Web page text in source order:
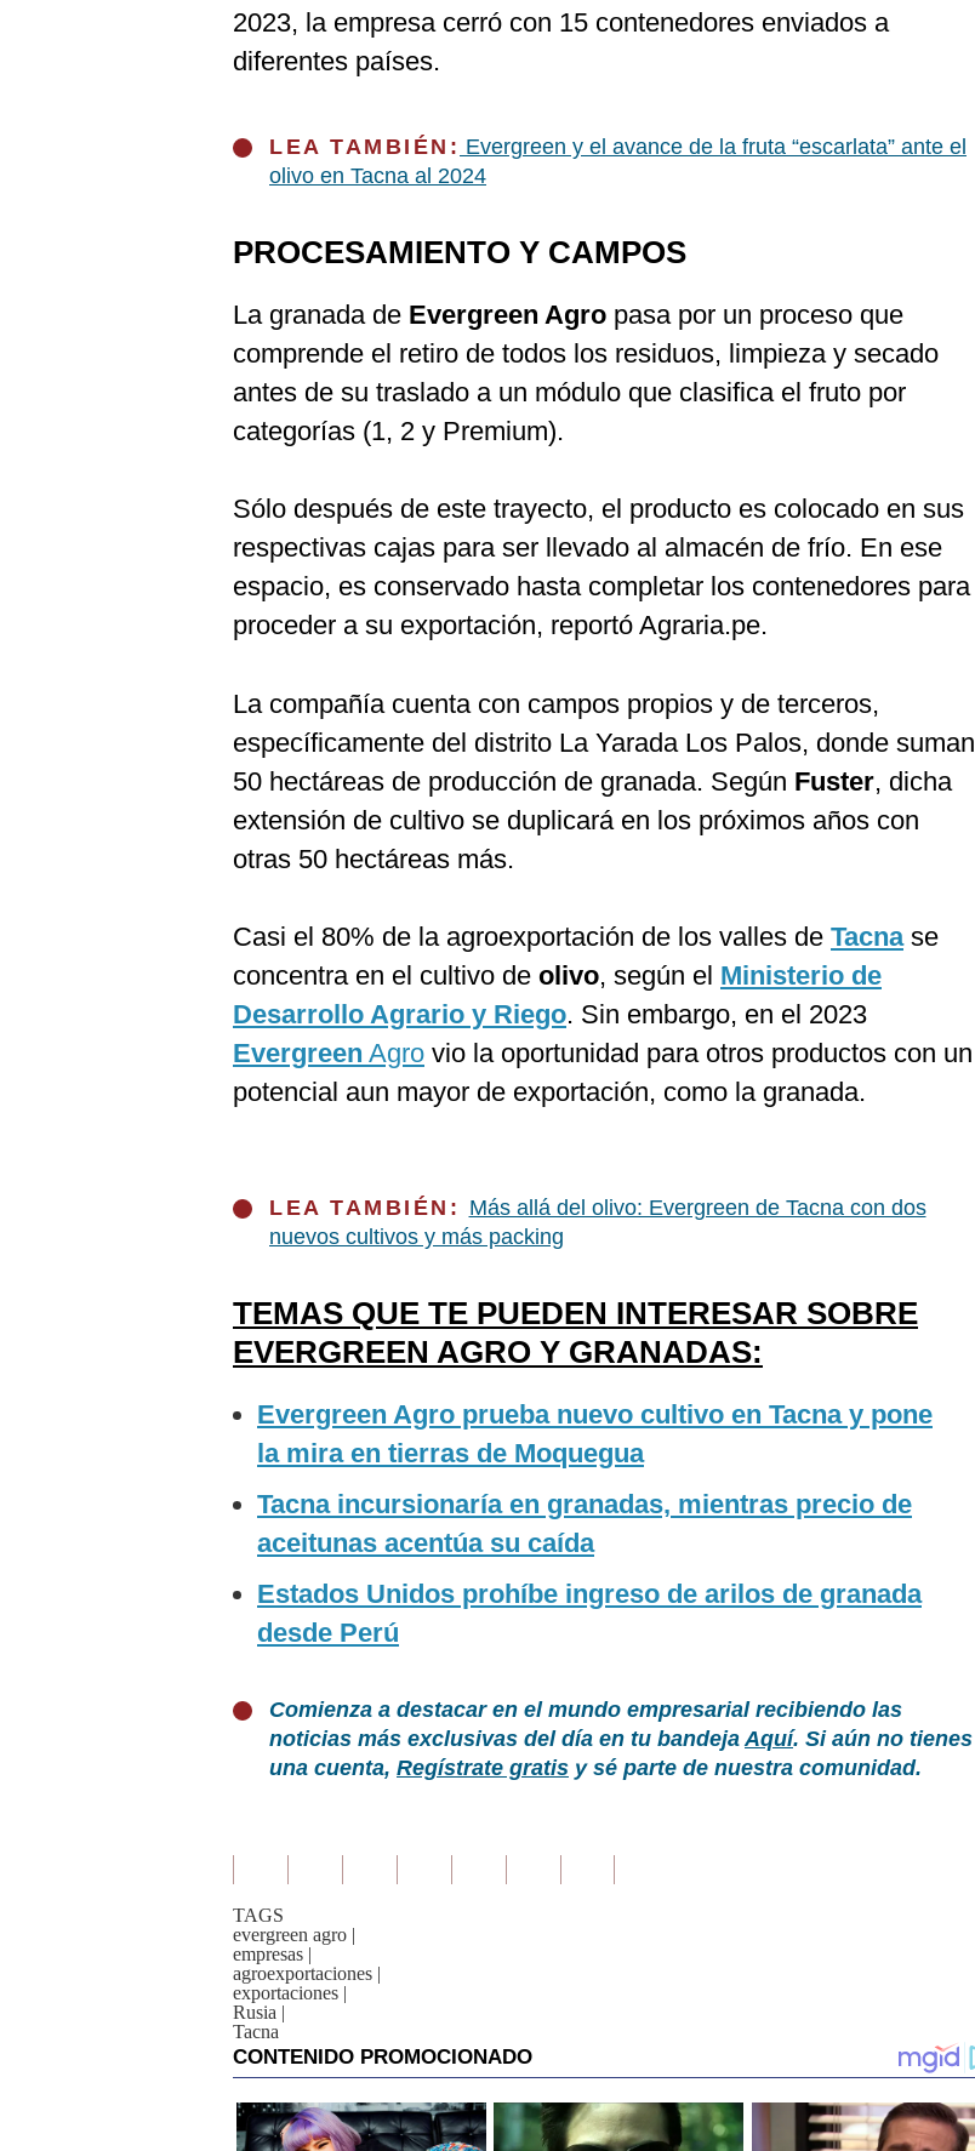
2023, la empresa cerró con 15 contenedores enviados a
diferentes países.
LEA TAMBIÉN: Evergreen y el avance de la fruta “escarlata” ante el
olivo en Tacna al 2024
PROCESAMIENTO Y CAMPOS
La granada de Evergreen Agro pasa por un proceso que
comprende el retiro de todos los residuos, limpieza y secado
antes de su traslado a un módulo que clasifica el fruto por
categorías (1, 2 y Premium).
Sólo después de este trayecto, el producto es colocado en sus
respectivas cajas para ser llevado al almacén de frío. En ese
espacio, es conservado hasta completar los contenedores para
proceder a su exportación, reportó Agraria.pe.
La compañía cuenta con campos propios y de terceros,
específicamente del distrito La Yarada Los Palos, donde suman
50 hectáreas de producción de granada. Según Fuster, dicha
extensión de cultivo se duplicará en los próximos años con
otras 50 hectáreas más.
Casi el 80% de la agroexportación de los valles de Tacnase
concentra en el cultivo de olivo, según el Ministerio de
Desarrollo Agrario y Riego. Sin embargo, en el 2023
Evergreen Agro vio la oportunidad para otros productos con un
potencial aun mayor de exportación, como la granada.
LEA TAMBIÉN: Más allá del olivo: Evergreen de Tacna con dos
nuevos cultivos y más packing
TEMAS QUE TE PUEDEN INTERESAR SOBRE
EVERGREEN AGRO Y GRANADAS:
Evergreen Agro prueba nuevo cultivo en Tacna y pone
la mira en tierras de Moquegua
Tacna incursionaría en granadas, mientras precio de
aceitunas acentúa su caída
Estados Unidos prohíbe ingreso de arilos de granada
desde Perú
Comienza a destacar en el mundo empresarial recibiendo las
noticias más exclusivas del día en tu bandejaAquí. Si aún no tienes
una cuenta, Regístrate gratis y sé parte de nuestra comunidad.
TAGS
evergreen agro |
empresas |
agroexportaciones |
exportaciones |
Rusia |
Tacna